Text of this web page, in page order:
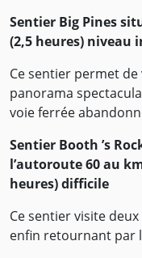
Sentier Big Pines
(2,5 heures) niveau
Ce sentier permet
panorama
voie ferrée
Sentier Booth ’s
l’autoroute 60 au
heures) difficile
Ce sentier visite
enfin retournant par